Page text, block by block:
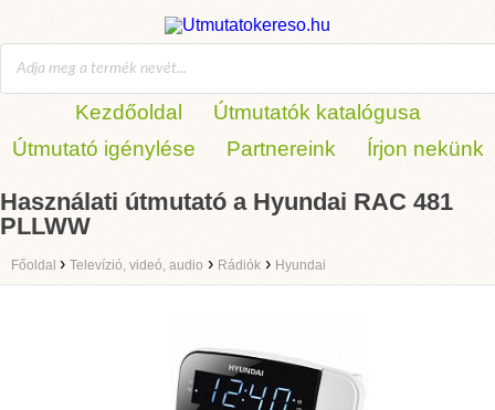
Kezdőoldal
Útmutatók katalógusa
Útmutató igénylése
Partnereink Írjon nekünk
Használati útmutató a Hyundai RAC 481
PLLWW
Főoldal › Televízió, videó, audio › Rádiók › Hyundai